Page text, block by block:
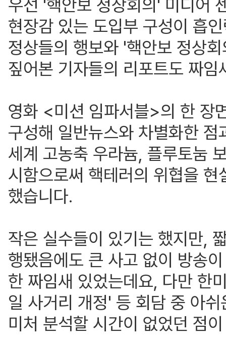
우선 '핵안보 정상회의' 미디어
현장감 있는 도입부 구성이 흡
정상들의 행보와 '핵안보 정상
짚어본 기자들의 리포트도 짜임
영화 <미션 임파서블>의 한 장
구성해 일반뉴스와 차별화한
세계 고농축 우라늄, 플루토눔
시함으로써 핵테러의 위협을
했습니다.
작은 실수들이 있기는 했지만,
행됐음에도 큰 사고 없이 방송
한 짜임새 있었는데요, 다만 한
일 사거리 개정' 등 회담 중 아
미처 분석할 시간이 없었던 점